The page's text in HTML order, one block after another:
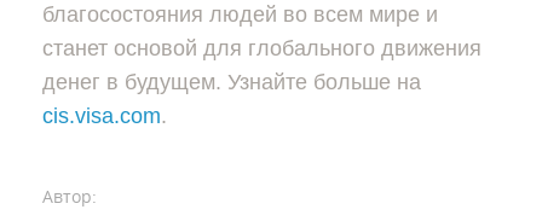
благосостояния людей во всем мире и
станет основой для глобального движения
денег в будущем. Узнайте больше на
cis.visa.com.
Автор: